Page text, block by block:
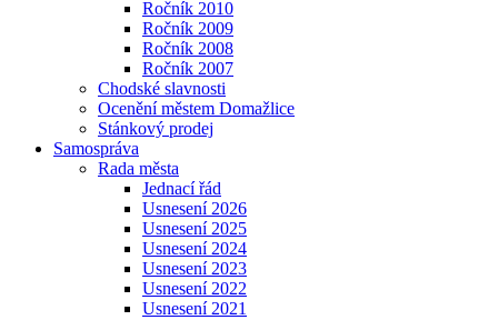
Ročník 2010
Ročník 2009
Ročník 2008
Ročník 2007
Chodské slavnosti
Ocenění městem Domažlice
Stánkový prodej
Samospráva
Rada města
Jednací řád
Usnesení 2026
Usnesení 2025
Usnesení 2024
Usnesení 2023
Usnesení 2022
Usnesení 2021